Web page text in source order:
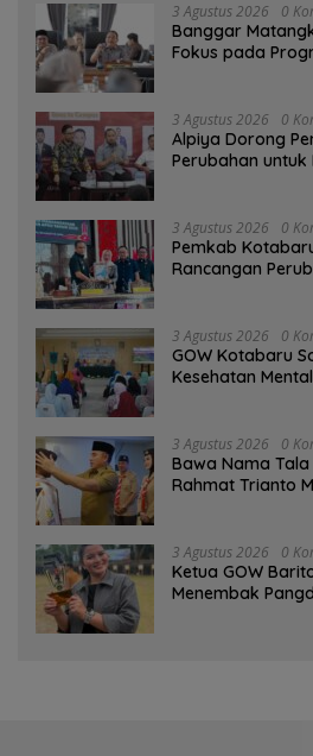
3 Agustus 2026 0
‎Banggar
Fokus pada
3 Agustus 2026 0
‎Alpiya Dorong
Perubahan untuk
3 Agustus 2026 0
Pemkab
Rancangan
3 Agustus 2026 0
GOW Kotabaru
Kesehatan
3 Agustus 2026 0
Bawa Nama
Rahmat Trianto
3 Agustus 2026 0
Ketua GOW
Menembak